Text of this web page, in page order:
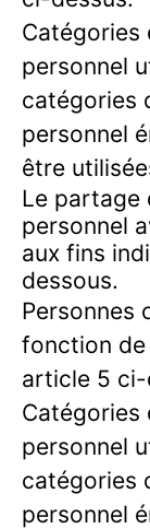
Catégories
personnel
catégories
personnel
être
Le partage
personnel
aux fins
dessous.
Personnes
fonction
article 5 ci-
Catégories
personnel
catégories
personnel